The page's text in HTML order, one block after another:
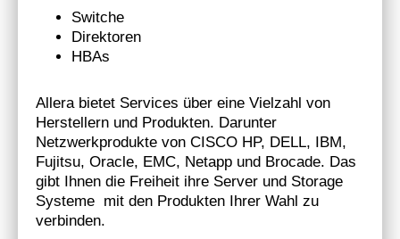
Switche
Direktoren
HBAs
Allera bietet Services über eine Vielzahl von
Herstellern und Produkten. Darunter
Netzwerkprodukte von CISCO HP, DELL, IBM,
Fujitsu, Oracle, EMC, Netapp und Brocade. Das
gibt Ihnen die Freiheit ihre Server und Storage
Systeme mit den Produkten Ihrer Wahl zu
verbinden.